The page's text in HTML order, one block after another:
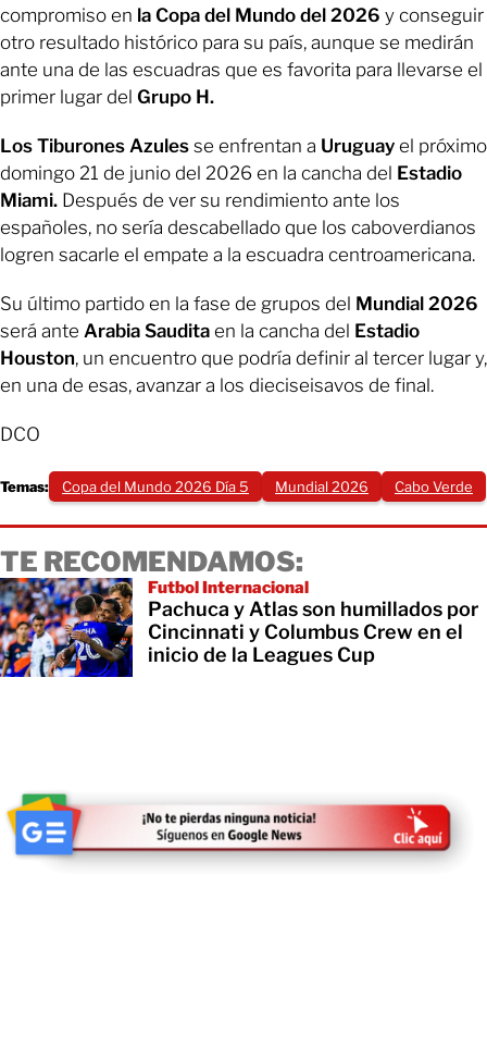
compromiso en la Copa del Mundo del 2026 y conseguir
otro resultado histórico para su país, aunque se medirán
ante una de las escuadras que es favorita para llevarse el
primer lugar del Grupo H.
Los Tiburones Azules se enfrentan a Uruguay el próximo
domingo 21 de junio del 2026 en la cancha del Estadio
Miami. Después de ver su rendimiento ante los
españoles, no sería descabellado que los caboverdianos
logren sacarle el empate a la escuadra centroamericana.
Su último partido en la fase de grupos del Mundial 2026
será ante Arabia Saudita en la cancha del Estadio
Houston, un encuentro que podría definir al tercer lugar y,
en una de esas, avanzar a los dieciseisavos de final.
DCO
Temas: Copa del Mundo 2026 Día 5 Mundial 2026 Cabo Verde
TE RECOMENDAMOS:
Futbol Internacional
Pachuca y Atlas son humillados por
Cincinnati y Columbus Crew en el
inicio de la Leagues Cup